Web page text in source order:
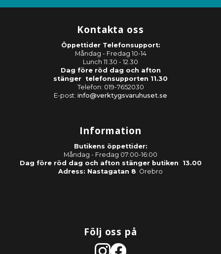
Kontakta oss
Öppettider Telefonsupport:
Måndag - Fredag 10-14
Lunch 11.30 - 12.30
Dag före röd dag och afton
stänger telefonsupporten 11.30
Telefon: 019-7652030
E-post: info@verktygsvaruhuset.se
Information
Butikens öppettider:
Måndag - Fredag 07:00-16:00
Dag före röd dag och afton stänger butiken 13.00
Adress: Nastagatan 8 Örebro
Följ oss på